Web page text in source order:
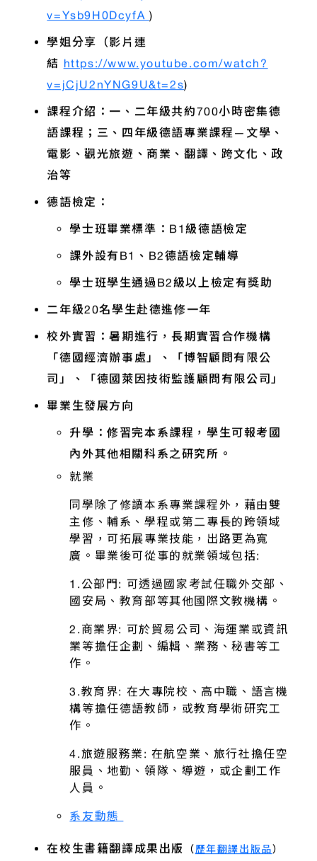
v=Ysb9H0DcyfA )
學姐分享（影片連
結 https://www.youtube.com/watch?
v=jCjU2nYNG9U&t=2s)
課程介紹：一、二年級共約700小時密集德
語課程；三、四年級德語專業課程—文學、
電影、觀光旅遊、商業、翻譯、跨文化、政
治等
德語檢定：
學士班畢業標準：B1級德語檢定
課外設有B1、B2德語檢定輔導
學士班學生通過B2級以上檢定有獎助
二年級20名學生赴德進修一年
校外實習：暑期進行，長期實習合作機構
「德國經濟辦事處」、「博智顧問有限公
司」、「德國萊因技術監護顧問有限公司」
畢業生發展方向
升學：修習完本系課程，學生可報考國
內外其他相關科系之研究所。
就業
同學除了修讀本系專業課程外，藉由雙
主修、輔系、學程或第二專長的跨領域
學習，可拓展專業技能，出路更為寬
廣。畢業後可從事的就業領域包括:
1.公部門: 可透過國家考試任職外交部、
國安局、教育部等其他國際文教機構。
2.商業界: 可於貿易公司、海運業或資訊
業等擔任企劃、編輯、業務、秘書等工
作。
3.教育界: 在大專院校、高中職、語言機
構等擔任德語教師，或教育學術研究工
作。
4.旅遊服務業: 在航空業、旅行社擔任空
服員、地勤、領隊、導遊，或企劃工作
人員。
系友動態
在校生書籍翻譯成果出版 （歷年翻譯出版品）